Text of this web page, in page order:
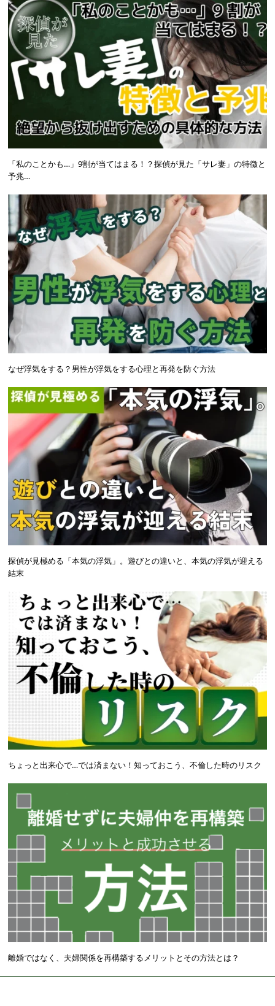
「私のことかも…」9割が当てはまる！？探偵が見た「サレ妻」の特徴と
予兆…
なぜ浮気をする？男性が浮気をする心理と再発を防ぐ方法
探偵が見極める「本気の浮気」。遊びとの違いと、本気の浮気が迎える
結末
ちょっと出来心で…では済まない！知っておこう、不倫した時のリスク
離婚ではなく、夫婦関係を再構築するメリットとその方法とは？